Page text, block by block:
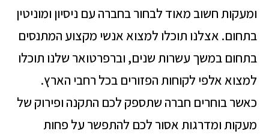
ומעקות חשוב מאוד לבחור בחברה עם ניסיון ומוניטין
בתחום. אצלנו תוכלו למצוא אנשי מקצוע המתנסים
בתחום במשך עשרות שנים, וברפרטואר שלנו תוכלו
למצוא אלפי לקוחות הפזורים בכל רחבי הארץ.
כאשר בוחרים חברה שתספק לכם התקנה ופירוק של
מעקות ומדרגות אסור לכם להתפשר על פחות